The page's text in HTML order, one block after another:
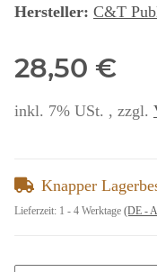
Hersteller: C&T
28,50 €
inkl. 7% USt. , zzgl.
Knapper
Lieferzeit: 1 - 4 Werktage (DE -